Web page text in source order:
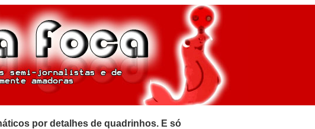
por detalhes de quadrinhos. E só